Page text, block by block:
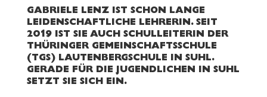
GABRIELE LENZ IST SCHON LANGE
LEIDENSCHAFTLICHE LEHRERIN. SEIT
2019 IST SIE AUCH SCHULLEITERIN DER
THÜRINGER GEMEINSCHAFTSSCHULE
(TGS) LAUTENBERGSCHULE IN SUHL.
GERADE FÜR DIE JUGENDLICHEN IN SUHL
SETZT SIE SICH EIN.